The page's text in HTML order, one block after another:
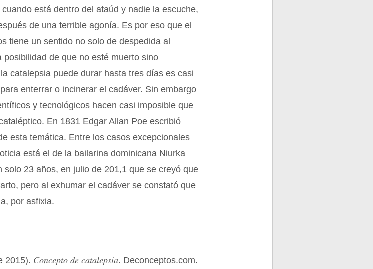
cuando está dentro del ataúd y nadie la escuche,
de una terrible agonía. Es por eso que el
tiene un sentido no solo de despedida al
posibilidad de que no esté muerto sino
catalepsia puede durar hasta tres días es casi
enterrar o incinerar el cadáver. Sin embargo
y tecnológicos hacen casi imposible que
En 1831 Edgar Allan Poe escribió
esta temática. Entre los casos excepcionales
está el de la bailarina dominicana Niurka
solo 23 años, en julio de 201,1 que se creyó que
pero al exhumar el cadáver se constató que
por asfixia.
2015). Concepto de catalepsia. Deconceptos.com.